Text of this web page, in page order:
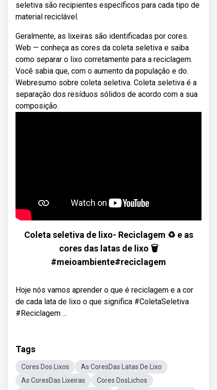
seletiva são recipientes específicos para cada tipo de
material reciclável.
Geralmente, as lixeiras são identificadas por cores.
Web — conheça as cores da coleta seletiva e saiba
como separar o lixo corretamente para a reciclagem.
Você sabia que, com o aumento da população e do.
Webresumo sobre coleta seletiva. Coleta seletiva é a
separação dos resíduos sólidos de acordo com a sua
composição.
Coleta seletiva de lixo- Reciclagem ♻️ e as
cores das latas de lixo 🗑
#meioambiente#reciclagem
Hoje nós vamos aprender o que é reciclagem e a cor
de cada lata de lixo o que significa #ColetaSeletiva
#Reciclagem ...
Tags
Cores Dos Lixos
As CoresDas Latas De Lixo
As CoresDas Lixeiras
Cores DosLichos